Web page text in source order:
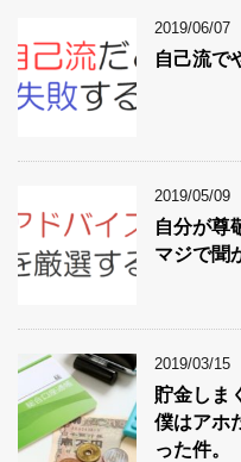
2019/06/07
自己流で
2019/05/09
自分が尊
マジで聞
2019/03/15
貯金しま
僕はアホ
った件。